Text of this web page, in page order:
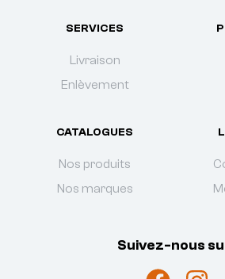
SERVICES
Livraison
Enlèvement
CATALOGUES
Nos produits
Nos marques
Suivez-nous